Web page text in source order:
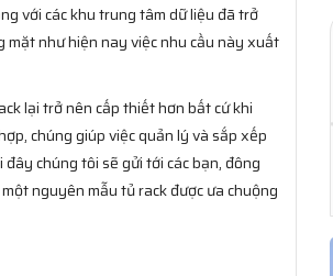
với các khu trung tâm dữ liệu đã trở
như hiện nay việc nhu cầu này xuất
lại trở nên cấp thiết hơn bất cứ khi
chúng giúp việc quản lý và sắp xếp
chúng tôi sẽ gửi tới các bạn, đông
nguyên mẫu tủ rack được ưa chuộng